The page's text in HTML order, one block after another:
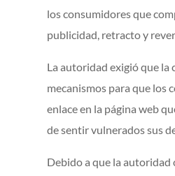
los consumidores que
publicidad, retracto y
La autoridad exigió que la
mecanismos para que los
enlace en la página web
de sentir vulnerados sus
Debido a que la